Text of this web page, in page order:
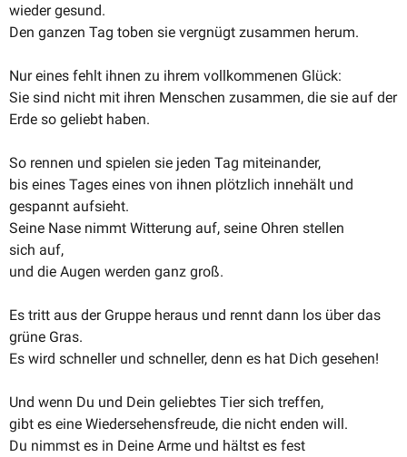
wieder gesund.
Den ganzen Tag toben sie vergnügt zusammen herum.
Nur eines fehlt ihnen zu ihrem vollkom­menen Glück:
Sie sind nicht mit ihren Menschen zusammen, die sie auf der
Erde so geliebt haben.
So rennen und spielen sie jeden Tag miteinander,
bis eines Tages eines von ihnen plötzlich innehält und
gespannt aufsieht.
Seine Nase nimmt Witterung auf, seine Ohren stellen
sich auf,
und die Augen werden ganz groß.
Es tritt aus der Gruppe heraus und rennt dann los über das
grüne Gras.
Es wird schneller und schneller, denn es hat Dich gesehen!
Und wenn Du und Dein geliebtes Tier sich treffen,
gibt es eine Wieder­se­hens­freude, die nicht enden will.
Du nimmst es in Deine Arme und hältst es fest